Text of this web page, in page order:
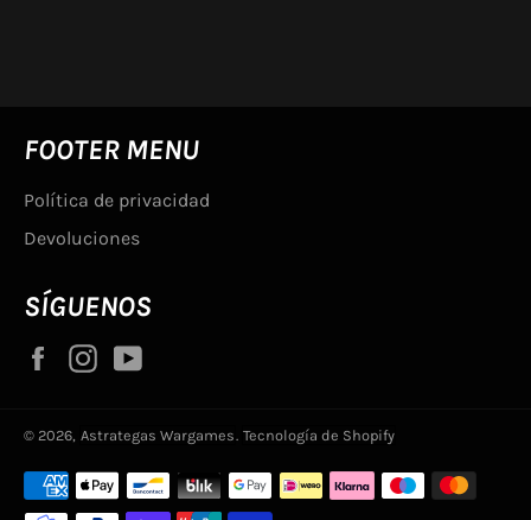
FOOTER MENU
Política de privacidad
Devoluciones
SÍGUENOS
FacebookInstagram
© 2026, Astrategas Wargames. Tecnología de Shopify
Métodos
de